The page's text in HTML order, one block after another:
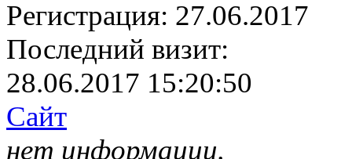
Регистрация: 27.06.2017
Последний визит:
28.06.2017 15:20:50
Сайт
нет информации.